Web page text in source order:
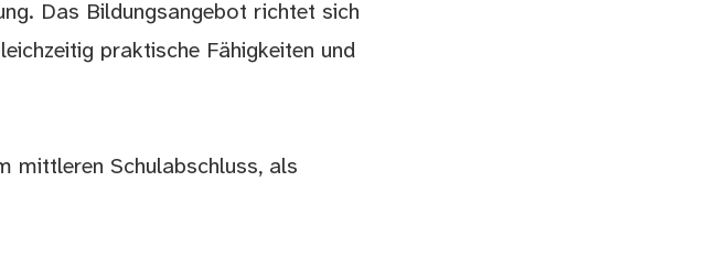
Das Bildungsangebot richtet sich
praktische Fähigkeiten und
mittleren Schulabschluss, als